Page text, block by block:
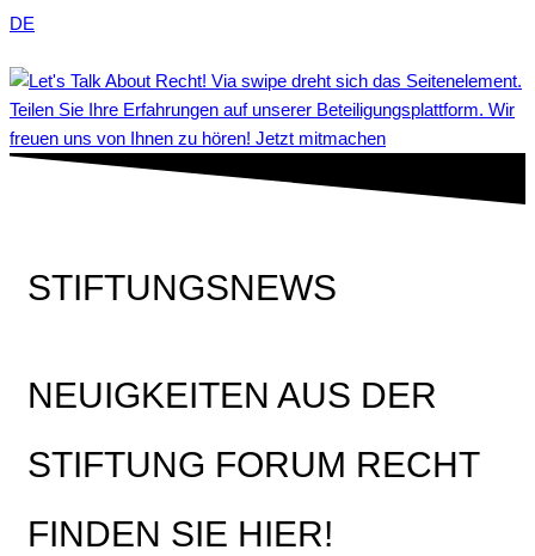
DE
Teilen Sie Ihre Erfahrungen auf unserer Beteiligungsplattform. Wir
freuen uns von Ihnen zu hören! Jetzt mitmachen
STIFTUNGSNEWS
NEUIGKEITEN AUS DER
STIFTUNG FORUM RECHT
FINDEN SIE HIER!